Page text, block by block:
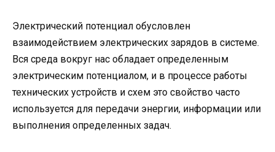
Электрический потенциал обусловлен
взаимодействием электрических зарядов в системе.
Вся среда вокруг нас обладает определенным
электрическим потенциалом, и в процессе работы
технических устройств и схем это свойство часто
используется для передачи энергии, информации или
выполнения определенных задач.